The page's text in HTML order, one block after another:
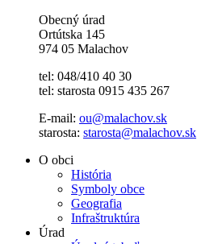
Obecný úrad
Ortútska 145
974 05 Malachov
tel: 048/410 40 30
tel: starosta 0915 435 267
E-mail: ou@malachov.sk
starosta: starosta@malachov.sk
O obci
História
Symboly obce
Geografia
Infraštruktúra
Úrad